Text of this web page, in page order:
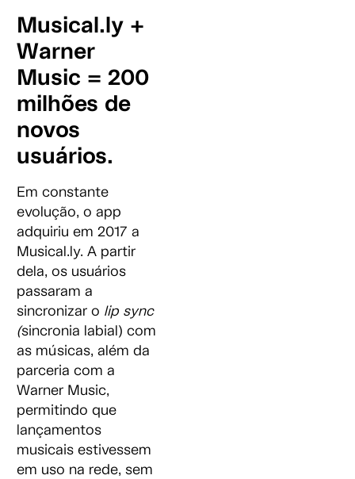
Musical.ly +
Warner
Music = 200
milhões de
novos
usuários.
Em constante
evolução, o app
adquiriu em 2017 a
Musical.ly. A partir
dela, os usuários
passaram a
sincronizar o lip sync
(sincronia labial) com
as músicas, além da
parceria com a
Warner Music,
permitindo que
lançamentos
musicais estivessem
em uso na rede, sem